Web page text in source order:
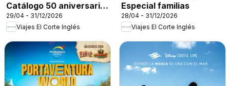
Catálogo 50 aniversario
Tourmundial
29/04 - 31/12/2026
Viajes El Corte Inglés
Especial familias
28/04 - 31/12/2026
Viajes El Corte Inglés